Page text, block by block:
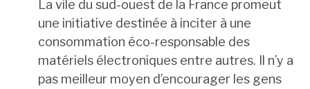
La vile du sud-ouest de la France promeut
une initiative destinée à inciter à une
consommation éco-responsable des
matériels électroniques entre autres. Il n’y a
pas meilleur moyen d’encourager les gens